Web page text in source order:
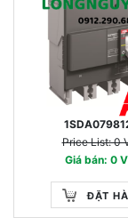
Price List: 0
Giá bán: 0
ĐẶT